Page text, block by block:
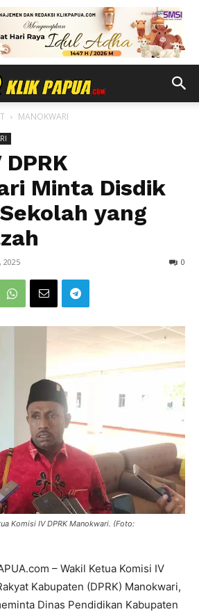
MANOKWARI
Minta Disdik
yang
2025 0
Komisi IV DPRK Manokwari. (Foto:
– Wakil Ketua Komisi IV
Kabupaten (DPRK) Manokwari,
Dinas Pendidikan Kabupaten